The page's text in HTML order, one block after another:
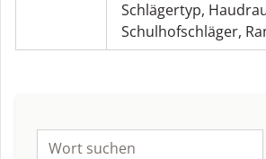
Schlägertyp,
Schulhofschläger,